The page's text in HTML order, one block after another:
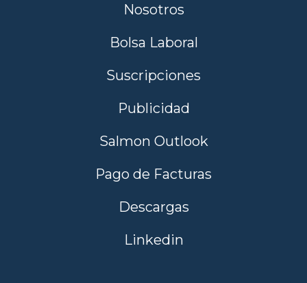
Nosotros
Bolsa Laboral
Suscripciones
Publicidad
Salmon Outlook
Pago de Facturas
Descargas
Linkedin